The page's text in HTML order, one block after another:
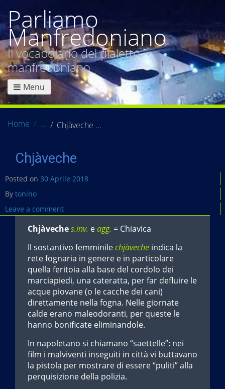
Parliamo
Manfredoniano
Il vocabolario del dialetto
manfredoniano
Menu
Home Chjàveche
Chjàveche
Posted on 30 Aprile 2018
By tonino
Leave a comment
Chjàveches.inv. eagg. = Chiavica
Il sostantivo femminilechjàveche indica la
rete fognaria in genere e in particolare
quella feritoia alla base del cordolo dei
marciapiedi, una cateratta, per far defluire le
acque piovane (o le cacche dei cani)
direttamente nella fogna. Nelle giornate
calde erano maleodoranti, per queste le
hanno bonificate eliminandole.
In napoletano si chiamano “saettelle”: nei
film i malviventi inseguiti in città vi buttavano
la pistola per mostrare di essere “puliti” alla
perquisizione della polizia.